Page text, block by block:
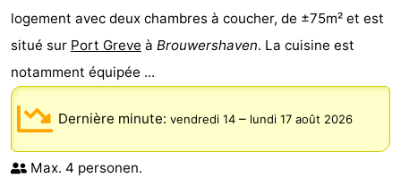
Haye
Rotterdam
-
Rockanje
Zeeland
Schouwen-
Duiveland
-
logement avec deux chambres à coucher, de ±75m² et est
situé sur Port Greve à Brouwershaven. La cuisine est
notamment équipée ...
Dernière minute: vendredi 14 – lundi 17 août 2026
Max. 4 personen.